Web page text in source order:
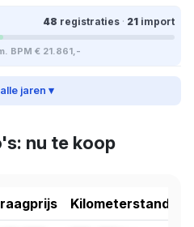
48 registraties · 21 import
BPM € 21.861,-
jaren ▾
nu te koop
Kilometerstand